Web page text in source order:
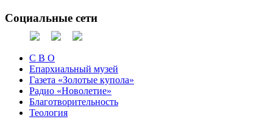
Социальные сети
С В О
Епархиальный музей
Газета «Золотые купола»
Радио «Новолетие»
Благотворительность
Теология